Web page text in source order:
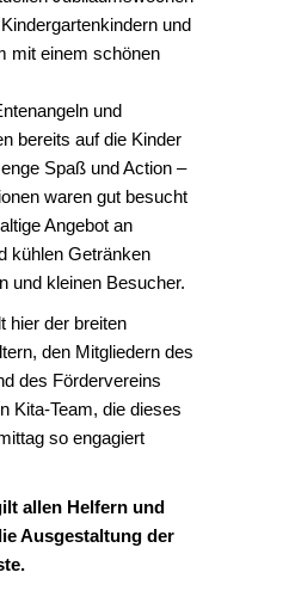
und
mit einem schönen
und
bereits auf die Kinder
Spaß und Action –
waren gut besucht
Angebot an
kühlen Getränken
und kleinen Besucher.
hier der breiten
den Mitgliedern des
des Fördervereins
Kita-Team, die dieses
so engagiert
allen Helfern und
Ausgestaltung der